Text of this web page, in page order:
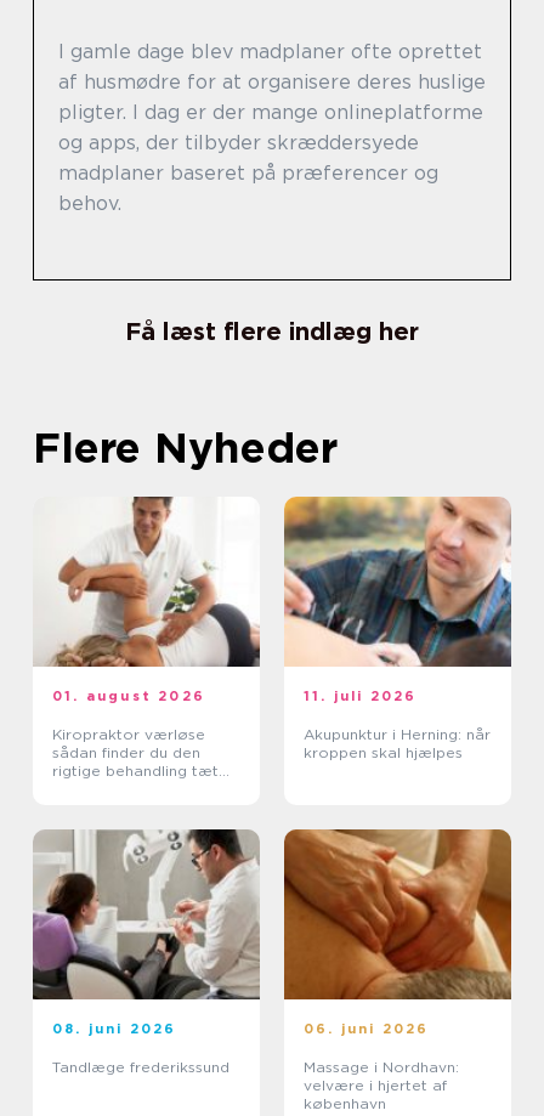
I gamle dage blev madplaner ofte oprettet
af husmødre for at organisere deres huslige
pligter. I dag er der mange onlineplatforme
og apps, der tilbyder skræddersyede
madplaner baseret på præferencer og
behov.
Få læst flere indlæg her
Flere Nyheder
01. august 2026
Kiropraktor værløse
sådan finder du den
rigtige behandling tæt
11. juli 2026
Akupunktur i Herning: når
kroppen skal hjælpes
08. juni 2026
Tandlæge frederikssund
06. juni 2026
Massage i Nordhavn:
velvære i hjertet af
københavn